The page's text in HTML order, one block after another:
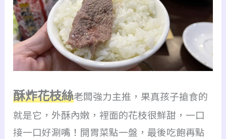
酥炸花枝絲老闆強力主推，果真孩子搶食的
就是它，外酥內嫩，裡面的花枝很鮮甜，一口
接一口好涮嘴！開胃菜點一盤，最後吃飽再點